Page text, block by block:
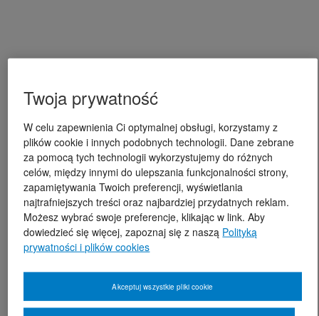
Twoja prywatność
W celu zapewnienia Ci optymalnej obsługi, korzystamy z
plików cookie i innych podobnych technologii. Dane zebrane
za pomocą tych technologii wykorzystujemy do różnych
celów, między innymi do ulepszania funkcjonalności strony,
zapamiętywania Twoich preferencji, wyświetlania
najtrafniejszych treści oraz najbardziej przydatnych reklam.
Możesz wybrać swoje preferencje, klikając w link. Aby
dowiedzieć się więcej, zapoznaj się z naszą Polityką
prywatności i plików cookies
Akceptuj wszystkie pliki cookie